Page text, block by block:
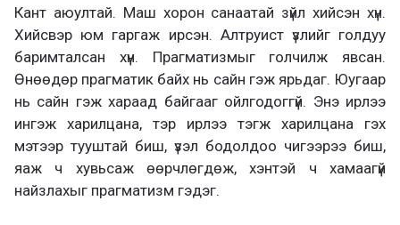
Кант аюултай. Маш хорон санаатай зүйл хийсэн хүн.
Хийсвэр юм гаргаж ирсэн. Алтруист үзлийг голдуу
баримталсан хүн. Прагматизмыг голчилж явсан.
Өнөөдөр прагматик байх нь сайн гэж ярьдаг. Юугаар
нь сайн гэж хараад байгааг ойлгодоггүй. Энэ ирлээ
ингэж харилцана, тэр ирлээ тэгж харилцана гэх
мэтээр тууштай биш, үзэл бодолдоо чигээрээ биш,
яаж ч хувьсаж өөрчлөгдөж, хэнтэй ч хамаагүй
найзлахыг прагматизм гэдэг.